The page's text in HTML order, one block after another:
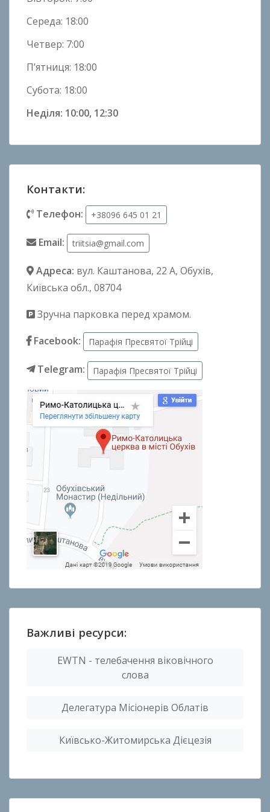
Середа: 18:00
Четвер: 7:00
П’ятниця: 18:00
Субота: 18:00
Неділя: 10:00, 12:30
Контакти:
Телефон: +38096 645 01 21
Email: triitsia@gmail.com
Адреса: вул. Каштанова, 22 А, Обухів,
Київська обл., 08704
Зручна парковка перед храмом.
Facebook:
Парафія Пресвятої Трійці
Telegram: Парафія Пресвятої Трійці
Важливі ресурси:
EWTN - телебачення віковічного
слова
Делегатура Місіонерів Облатів
Київсько-Житомирська Дієцезія